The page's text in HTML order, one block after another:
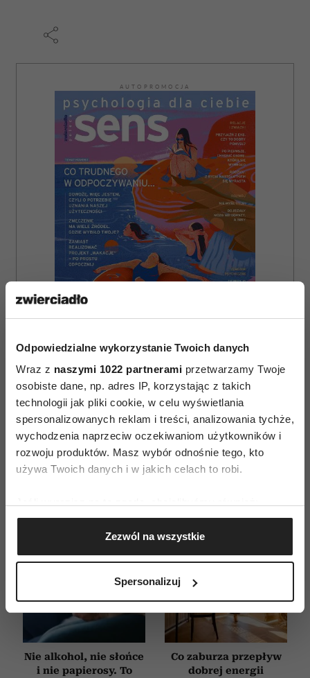
Odpowiedzialne wykorzystanie Twoich danych
Wraz z naszymi 1022 partnerami przetwarzamy Twoje
osobiste dane, np. adres IP, korzystając z takich
technologii jak pliki cookie, w celu wyświetlania
spersonalizowanych reklam i treści, analizowania tychże,
wychodzenia naprzeciw oczekiwaniom użytkowników i
rozwoju produktów. Masz wybór odnośnie tego, kto
używa Twoich danych i w jakich celach to robi.
Gromadzić dane dotyczące Twojej lokalizacji
geograficznej z dokładnością nawet do kilku metrów
Identyfikować Twoje urządzenie, aktywnie
(fingerprinting, czyli wirtualny odcisk palca)
dane są przetwarzane oraz ustaw własne preferencje w
sekcji szczegółów. W Deklaracji plików cookie możesz
zmienić lub wycofać swoją zgodę w dowolnej chwili.
Zezwól na wszystkie
Spersonalizuj
AUTOPROMOCJA
ZAMÓW
WYDANIE DRUKOWANE
E-WYDANIE
Nie alkohol, nie słońce
i nie papierosy. To
Co zaburza przepływ
dobrej energii